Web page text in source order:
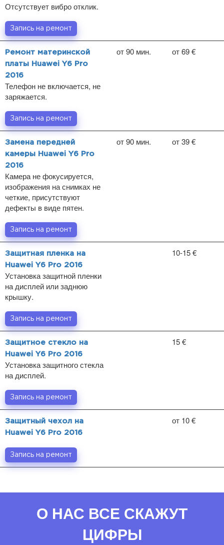
Отсутствует вибро отклик.
Запись на ремонт
Ремонт материнской
платы Huawei Y6 Pro
2016
Телефон не включается, не
заряжается.
от 90 мин. от 69 €
Запись на ремонт
Замена передней
камеры Huawei Y6 Pro
2016
Камера не фокусируется,
изображения на снимках не
четкие, присутствуют
дефекты в виде пятен.
от 90 мин. от 39 €
Запись на ремонт
Защитная пленка на
Huawei Y6 Pro 2016
Установка защитной пленки
на дисплей или заднюю
крышку.
10-15 €
Запись на ремонт
Защитное стекло на
Huawei Y6 Pro 2016
Установка защитного стекла
на дисплей.
15 €
Запись на ремонт
Защитный чехол на
Huawei Y6 Pro 2016
от 10 €
Запись на ремонт
О НАС ВСЕ СКАЖУТ
ЦИФРЫ